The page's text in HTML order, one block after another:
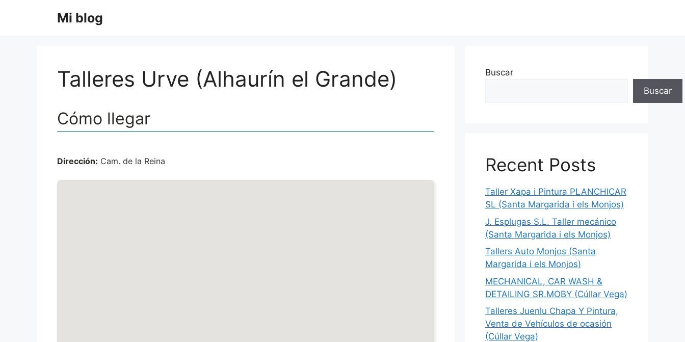
Mi blog
Talleres Urve (Alhaurín el Grande)
Cómo llegar
Dirección: Cam. de la Reina
Buscar
Buscar
Recent Posts
Taller Xapa i Pintura PLANCHICAR
SL (Santa Margarida i els Monjos)
J. Esplugas S.L. Taller mecánico
(Santa Margarida i els Monjos)
Tallers Auto Monjos (Santa
Margarida i els Monjos)
MECHANICAL, CAR WASH &
DETAILING SR.MOBY (Cúllar Vega)
Talleres Juenlu Chapa Y Pintura,
Venta de Vehículos de ocasión
(Cúllar Vega)